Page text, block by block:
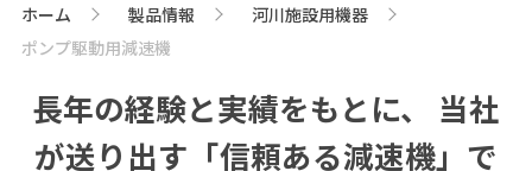
ホーム 製品情報 河川施設用機器
ポンプ駆動用減速機
長年の経験と実績をもとに、
当社
が送り出す「信頼ある減速機」で